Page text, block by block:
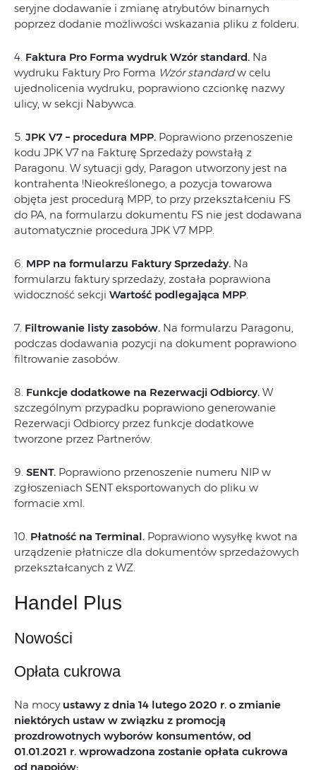
seryjne dodawanie i zmianę atrybutów binarnych
poprzez dodanie możliwości wskazania pliku z folderu.
4. Faktura Pro Forma wydruk Wzór standard. Na
wydruku Faktury Pro Forma Wzór standardw celu
ujednolicenia wydruku, poprawiono czcionkę nazwy
ulicy, w sekcji Nabywca.
5. JPK V7 – procedura MPP. Poprawiono przenoszenie
kodu JPK V7 na Fakturę Sprzedaży powstałą z
Paragonu. W sytuacji gdy, Paragon utworzony jest na
kontrahenta !Nieokreślonego, a pozycja towarowa
objęta jest procedurą MPP, to przy przekształceniu FS
do PA, na formularzu dokumentu FS nie jest dodawana
automatycznie procedura JPK V7 MPP.
6. MPP na formularzu Faktury Sprzedaży. Na
formularzu faktury sprzedaży, została poprawiona
widoczność sekcji Wartość podlegająca MPP.
7. Filtrowanie listy zasobów. Na formularzu Paragonu,
podczas dodawania pozycji na dokument poprawiono
filtrowanie zasobów.
8. Funkcje dodatkowe na Rezerwacji Odbiorcy. W
szczególnym przypadku poprawiono generowanie
Rezerwacji Odbiorcy przez funkcje dodatkowe
tworzone przez Partnerów.
9. SENT. Poprawiono przenoszenie numeru NIP w
zgłoszeniach SENT eksportowanych do pliku w
formacie xml.
10. Płatność na Terminal. Poprawiono wysyłkę kwot na
urządzenie płatnicze dla dokumentów sprzedażowych
przekształcanych z WZ.
Handel Plus
Nowości
Opłata cukrowa
Na mocy ustawy z dnia 14 lutego 2020 r. o zmianie
niektórych ustaw w związku z promocją
prozdrowotnych wyborów konsumentów, od
01.01.2021 r. wprowadzona zostanie opłata cukrowa
od napojów: